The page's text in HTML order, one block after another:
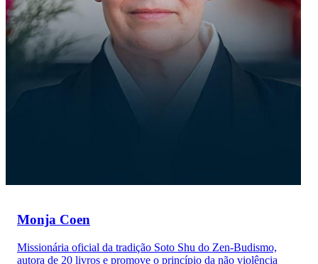
Monja Coen
Missionária oficial da tradição Soto Shu do Zen-Budismo,
autora de 20 livros e promove o princípio da não violência